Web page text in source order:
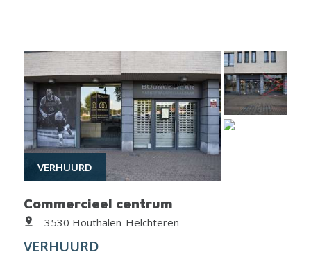
VERHUURD
Commercieel centrum
3530 Houthalen-Helchteren
VERHUURD